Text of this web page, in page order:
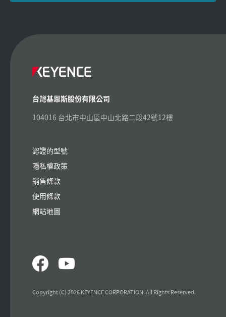
台灣基恩斯股份有限公司
104016 台北市中山區中山北路二段42號12樓
認證的型號
隱私權政策
銷售條款
使用條款
網站地圖
Copyright (C) 2026 KEYENCE CORPORATION. All Rights Reserved.